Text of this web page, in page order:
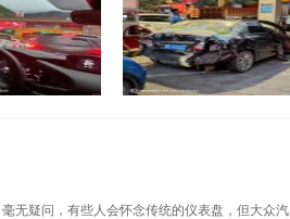
无疑问，有些人会怀念传统的仪表盘，但大众汽